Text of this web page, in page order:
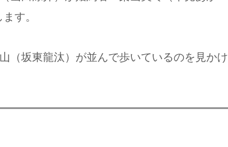
す。
（坂東龍汰）が並んで歩いているのを見かけ